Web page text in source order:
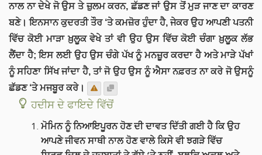
ਨਾਲ ਨਾ ਦੇਖੇ ਜੋ ਉਸ ਤੇ ਜ਼ੁਲਮ ਕਰਨ, ਛੱਡਣ ਜਾਂ ਉਸ ਤੋਂ ਮੁੜ ਜਾਣ ਦਾ ਕਾਰਣ
ਬਣੇ। ਇਨਸਾਨ ਕੁਦਰਤੀ ਤੌਰ ‘ਤੇ ਕਮਜ਼ੋਰ ਹੁੰਦਾ ਹੈ, ਜੇਕਰ ਉਹ ਆਪਣੀ ਪਤਨੀ
ਵਿੱਚ ਕੋਈ ਮਾੜਾ ਖ਼ੁਲੂਕ ਵੇਖੇ ਤਾਂ ਵੀ ਉਹ ਉਸ ਵਿੱਚ ਕੋਈ ਚੰਗਾ ਖ਼ੁਲੂਕ ਲੱਭ
ਲੈਂਦਾ ਹੈ; ਇਸ ਲਈ ਉਹ ਉਸ ਚੰਗੇ ਪੱਖ ਨੂੰ ਮਨਜ਼ੂਰ ਕਰਦਾ ਹੈ ਅਤੇ ਮਾੜੇ ਪੱਖਾਂ
ਨੂੰ ਸਹਿਣਾ ਸਿੱਖ ਜਾਂਦਾ ਹੈ, ਤਾਂ ਜੋ ਉਹ ਉਸ ਨੂੰ ਐਸਾ ਨਫ਼ਰਤ ਨਾ ਕਰੇ ਜੋ ਉਸਨੂੰ
ਛੱਡਣ ‘ਤੇ ਮਜਬੂਰ ਕਰੇ।
ਹਦੀਸ ਦੇ ਫਾਇਦੇ ਵਿੱਚੋਂ
ਮੋਮਿਨ ਨੂੰ ਨਿਆਇਪੂਰਨ ਹੋਣ ਦੀ ਦਾਵਤ ਦਿੱਤੀ ਗਈ ਹੈ ਕਿ ਉਹ
ਆਪਣੇ ਜੀਵਨ ਸਾਥੀ ਨਾਲ ਹੋਣ ਵਾਲੇ ਕਿਸੇ ਵੀ ਝਗੜੇ ਵਿੱਚ